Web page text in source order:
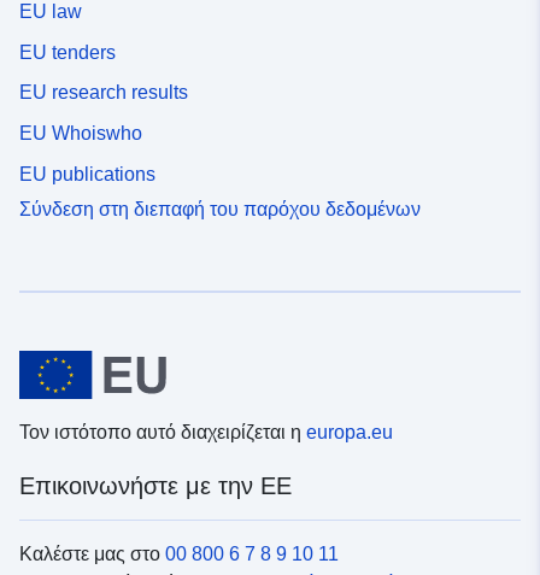
EU law
EU tenders
EU research results
EU Whoiswho
EU publications
Σύνδεση στη διεπαφή του παρόχου δεδομένων
Τον ιστότοπο αυτό διαχειρίζεται η europa.eu
Επικοινωνήστε με την ΕΕ
Καλέστε μας στο 00 800 6 7 8 9 10 11